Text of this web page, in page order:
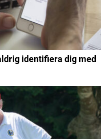
identifiera dig med